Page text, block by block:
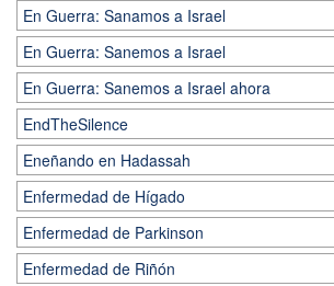
En Guerra: Sanamos a Israel
En Guerra: Sanemos a Israel
En Guerra: Sanemos a Israel ahora
EndTheSilence
Eneñando en Hadassah
Enfermedad de Hígado
Enfermedad de Parkinson
Enfermedad de Riñón